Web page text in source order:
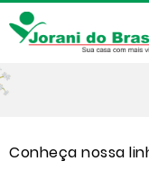
Conheça nossa